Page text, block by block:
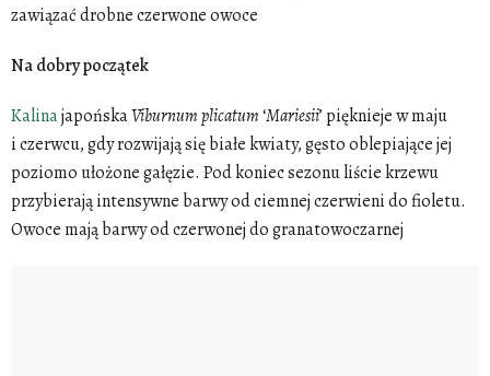
zawiązać drobne czerwone owoce
Na dobry początek
KalinajapońskaViburnumplicatum‘Mariesii’ pięknieje w maju
i czerwcu, gdy rozwijają się białe kwiaty, gęsto oblepiające jej
poziomo ułożone gałęzie. Pod koniec sezonu liście krzewu
przybierają intensywne barwy od ciemnej czerwieni do fioletu.
Owoce mają barwy od czerwonej do granatowoczarnej